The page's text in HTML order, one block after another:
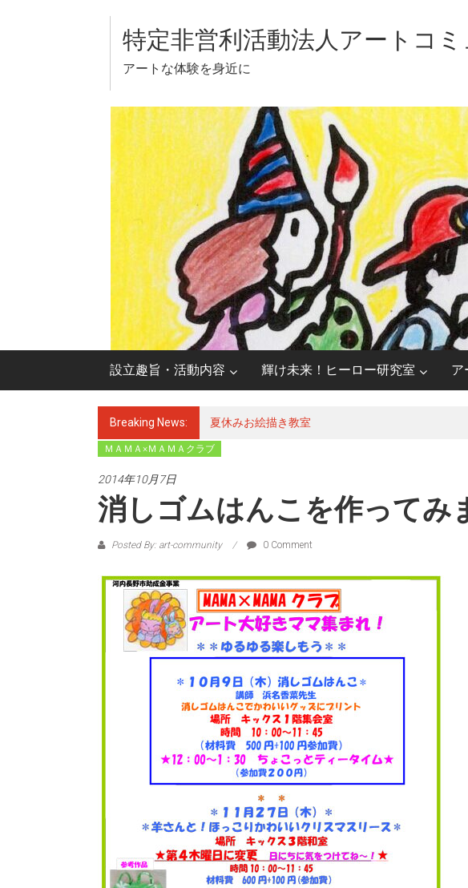
特定非営利活動法人アートコミ
アートな体験を身近に
設立趣旨・活動内容 輝け未来！ヒーロー研究室 ア
Breaking News: 夏休みお絵描き教室
ＭＡＭＡ×ＭＡＭＡクラブ
2014年10月7日
消しゴムはんこを作ってみ
Posted By: art-community 0 Comment